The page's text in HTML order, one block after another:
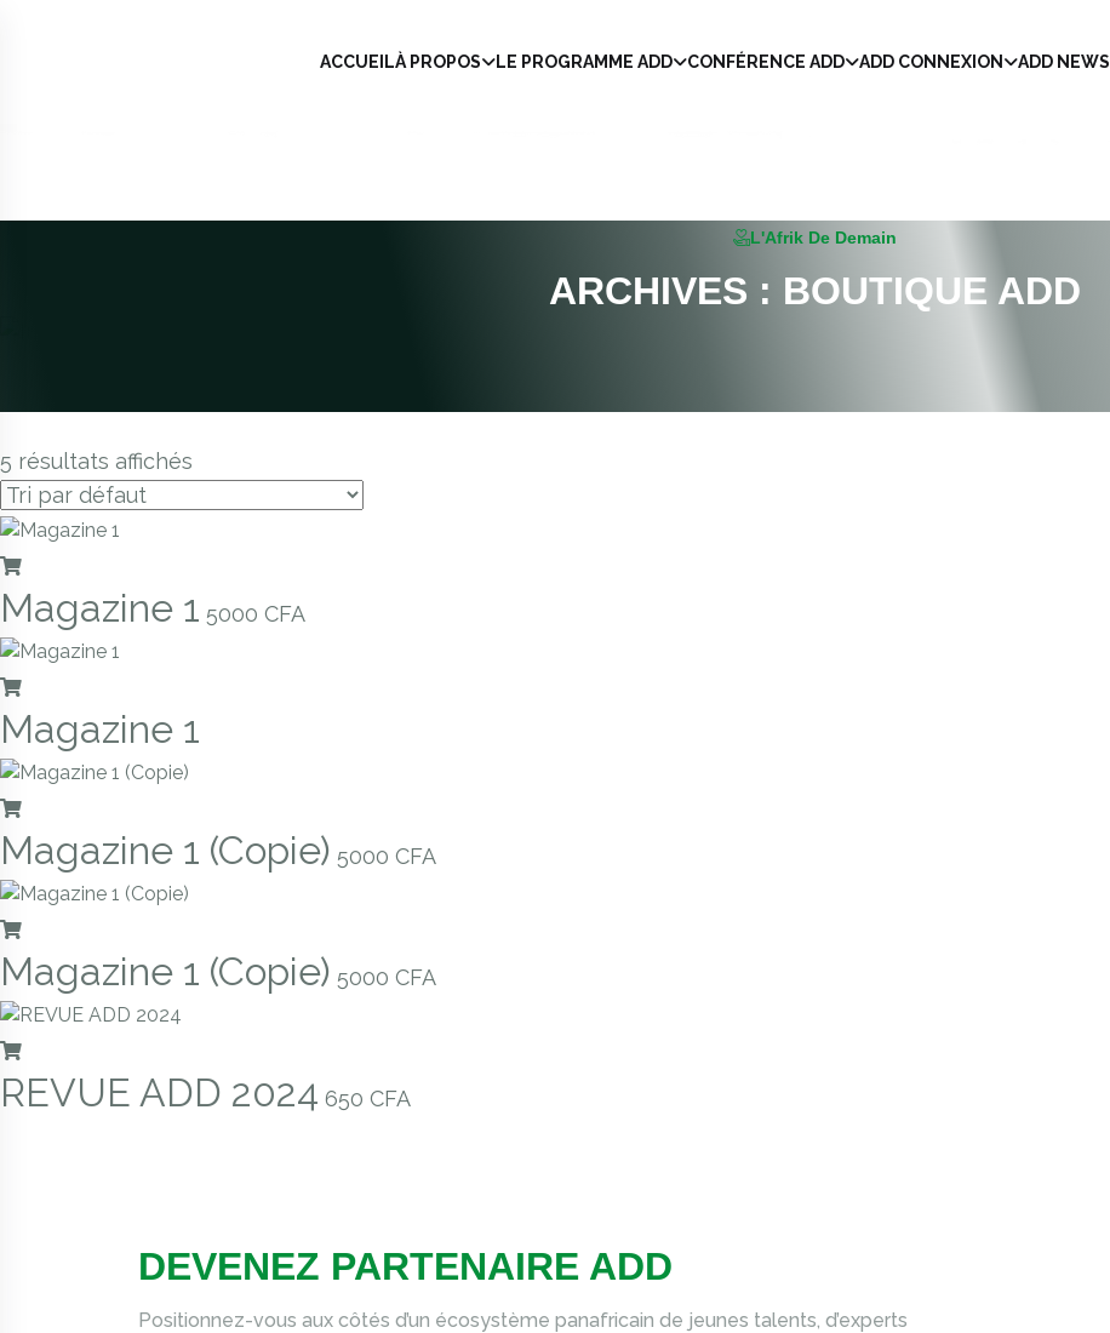
ACCUEILÀ PROPOS LE PROGRAMME ADD CONFÉRENCE ADD ADD CONNEXION ADD NEWS
L'Afrik De Demain
ARCHIVES : BOUTIQUE ADD
5 résultats affichés
Magazine 1 5000 CFA
Magazine 1
Magazine 1 (Copie) 5000 CFA
Magazine 1 (Copie) 5000 CFA
REVUE ADD 2024 650 CFA
DEVENEZ PARTENAIRE ADD
Positionnez-vous aux côtés d’un écosystème panafricain de jeunes talents, d’experts